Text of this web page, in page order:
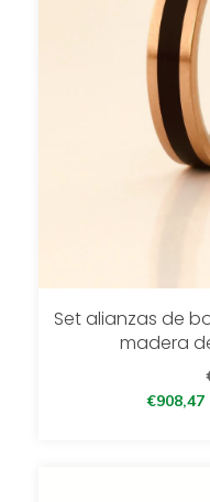
Set alianzas de
madera
€908,47